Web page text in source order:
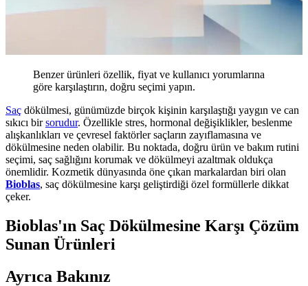
Benzer ürünleri özellik, fiyat ve kullanıcı yorumlarına
göre karşılaştırın, doğru seçimi yapın.
Saç dökülmesi, günümüzde birçok kişinin karşılaştığı yaygın ve can
sıkıcı birsorudur. Özellikle stres, hormonal değişiklikler, beslenme
alışkanlıkları ve çevresel faktörler saçların zayıflamasına ve
dökülmesine neden olabilir. Bu noktada, doğru ürün ve bakım rutini
seçimi, saç sağlığını korumak ve dökülmeyi azaltmak oldukça
önemlidir. Kozmetik dünyasında öne çıkan markalardan biri olan
Bioblas, saç dökülmesine karşı geliştirdiği özel formüllerle dikkat
çeker.
Bioblas'ın Saç Dökülmesine Karşı Çözüm
Sunan Ürünleri
Ayrıca Bakınız